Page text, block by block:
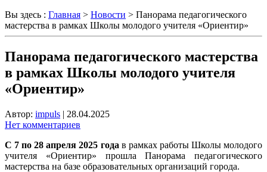
Вы здесь : Главная > Новости > Панорама педагогического
мастерства в рамках Школы молодого учителя «Ориентир»
Панорама педагогического мастерства
в рамках Школы молодого учителя
«Ориентир»
Автор: impuls | 28.04.2025
Нет комментариев
С 7 по 28 апреля 2025 года в рамках работы Школы молодого
учителя «Ориентир» прошла Панорама педагогического
мастерства на базе образовательных организаций города.